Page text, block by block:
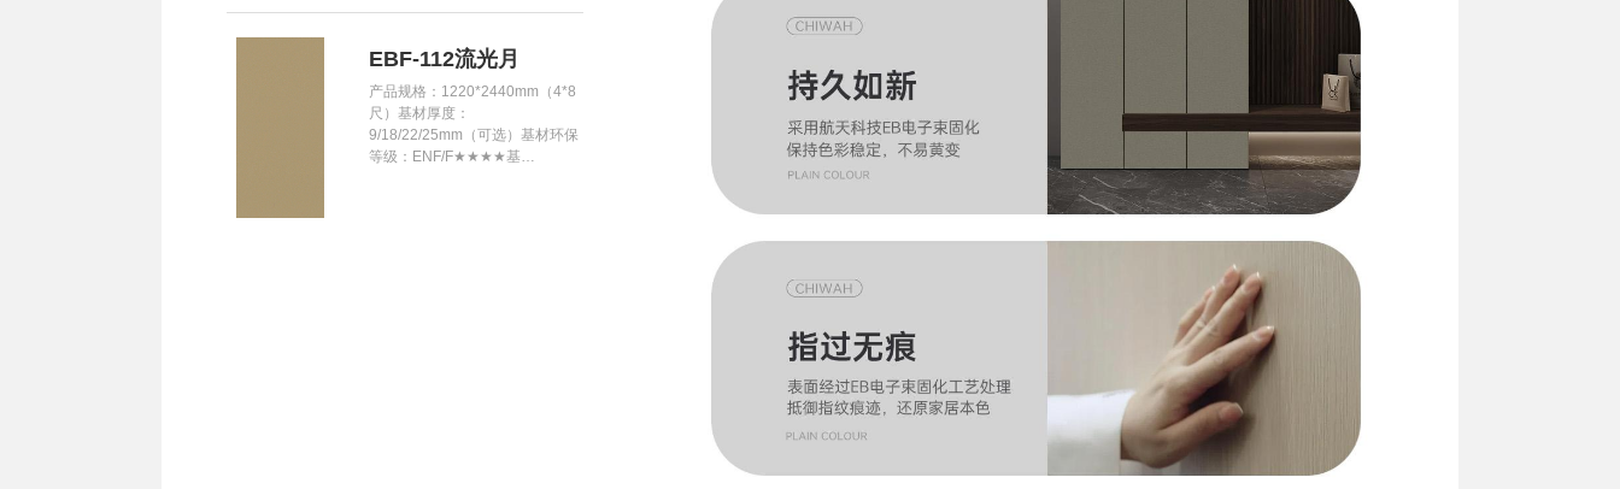
EBF-112流光月
产品规格：1220*2440mm（4*8
尺）基材厚度：
9/18/22/25mm（可选）基材环保
等级：ENF/F★★★★基…